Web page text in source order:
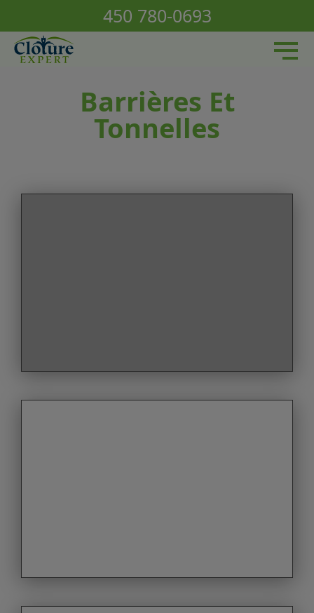
450 780-0693
Nos produits / Réalisations
À propos
Barrières Et
Tonnelles